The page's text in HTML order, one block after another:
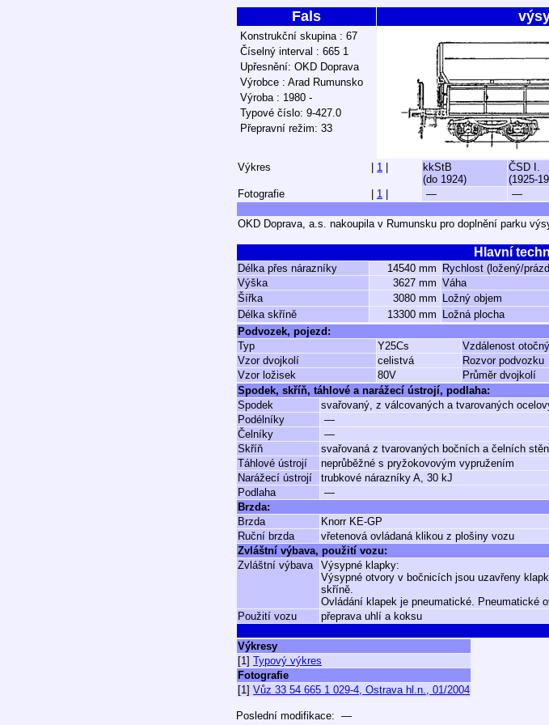
Fals
Konstrukční skupina : 67
Číselný interval : 665 1
Upřesnění: OKD Doprava
Výrobce : Arad Rumunsko
Výroba : 1980 -
Typové číslo: 9-427.0
Přepravní režim: 33
Výkres 1
kkStB
(do 1924)
ČSD I.
(1925-
Fotografie
1 — —
OKD Doprava, a.s. nakoupila v Rumunsku pro doplnění parku
Hlavní
Délka přes nárazníky 14540 mm Rychlost (ložený/
Výška
3627 mm Váha
Šířka
3080 mm Ložný objem
Délka skříně
13300 mm Ložná plocha
Podvozek, pojezd:
Typ
Y25Cs Vzdálenost
Vzor dvojkolí
celistvá Rozvor podvozku
Vzor ložisek
80V Průměr dvojkolí
Spodek, skříň, táhlové a narážecí ústrojí, podlaha:
Spodek
svařovaný, z válcovaných a tvarovaných
Podélníky
—
Čelníky
—
Skříň
svařovaná z tvarovaných bočních a čelních
Táhlové ústrojí
neprůběžné s pryžokovovým vypružením
Narážecí ústrojí
trubkové nárazníky A, 30 kJ
Podlaha
—
Brzda:
Brzda
Knorr KE-GP
Ruční brzda
vřetenová ovládaná klikou z plošiny vozu
Zvláštní výbava, použití vozu:
Zvláštní výbava
Výsypné klapky:
Výsypné otvory v bočnicích jsou uzavřeny
skříně.
Ovládání klapek je pneumatické. Pneumatické
Použití vozu
přeprava uhlí a koksu
Výkresy
[1] Typový výkres
Fotografie
[1] Vůz 33 54 665 1 029-4, Ostrava hl.n., 01/2004
Poslední modifikace: —